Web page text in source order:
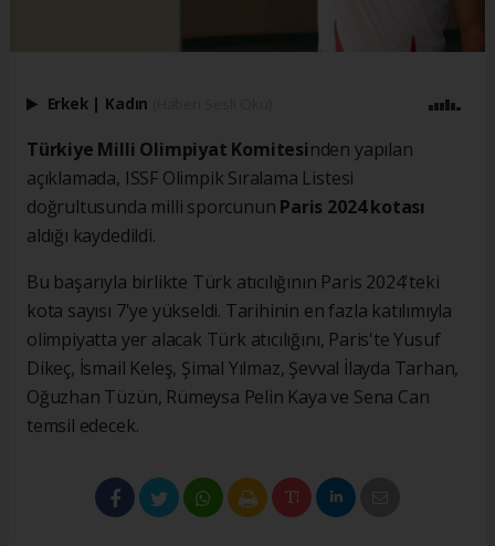
Erkek | Kadın
Türkiye Milli Olimpiyat Komitesinden yapılan
açıklamada, ISSF Olimpik Sıralama Listesi
doğrultusunda milli sporcunun Paris 2024 kotası
aldığı kaydedildi.
Bu başarıyla birlikte Türk atıcılığının Paris 2024'teki
kota sayısı 7'ye yükseldi. Tarihinin en fazla katılımıyla
olimpiyatta yer alacak Türk atıcılığını, Paris'te Yusuf
Dikeç, İsmail Keleş, Şimal Yılmaz, Şevval İlayda Tarhan,
Oğuzhan Tüzün, Rümeysa Pelin Kaya ve Sena Can
temsil edecek.